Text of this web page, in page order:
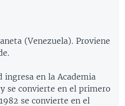
(Venezuela). Proviene
ingresa en la Academia
se convierte en el primero
se convierte en el